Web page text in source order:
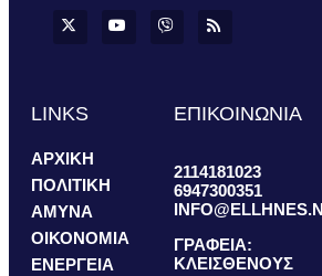
LINKS
ΑΡΧΙΚΗ
ΠΟΛΙΤΙΚΗ
ΑΜΥΝΑ
ΟΙΚΟΝΟΜΙΑ
ΕΝΕΡΓΕΙΑ
ΕΠΙΚΟΙΝΩΝΙΑ
2114181023
6947300351
ΓΡΑΦΕΙΑ:
ΚΛΕΙΣΘΕΝΟΥΣ